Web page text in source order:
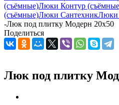
(съёмные)Люки Контур
(съёмные)Люки Сантехник
-Люк под плитку Модерн 20х50
Поделиться
Люк под плитку